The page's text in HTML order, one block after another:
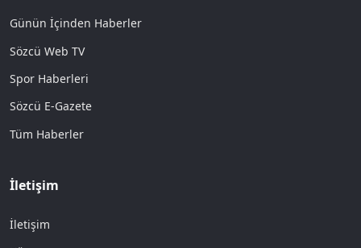
Günün İçinden Haberler
Sözcü Web TV
Spor Haberleri
Sözcü E-Gazete
Tüm Haberler
İletişim
İletişim